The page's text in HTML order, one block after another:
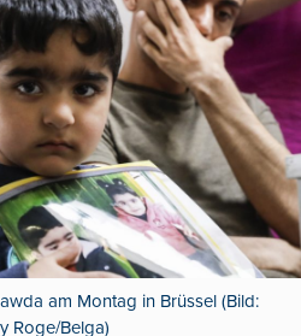
am Montag in Brüssel (Bild:
Roge/Belga)